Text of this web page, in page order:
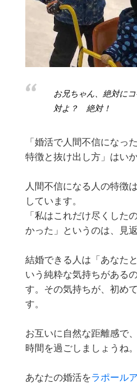
お兄ちゃん、絶対に
対よ？ 絶対！
「婚活で人間不信になっ
特徴と抜け出し方」はい
人間不信になる人の特徴
しています。
「私はこれだけ尽くした
かった」というのは、見
結婚できる人は「あなた
いう純粋な気持ちがある
す。その気持ちが、初め
す。
お互いに自然な距離感で
時間を過ごしましょうね。
あなたの婚活をラポール